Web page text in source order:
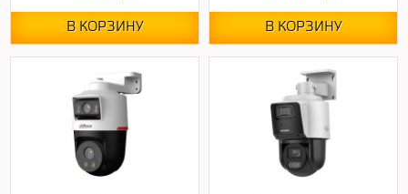
В КОРЗИНУ В КОРЗИНУ